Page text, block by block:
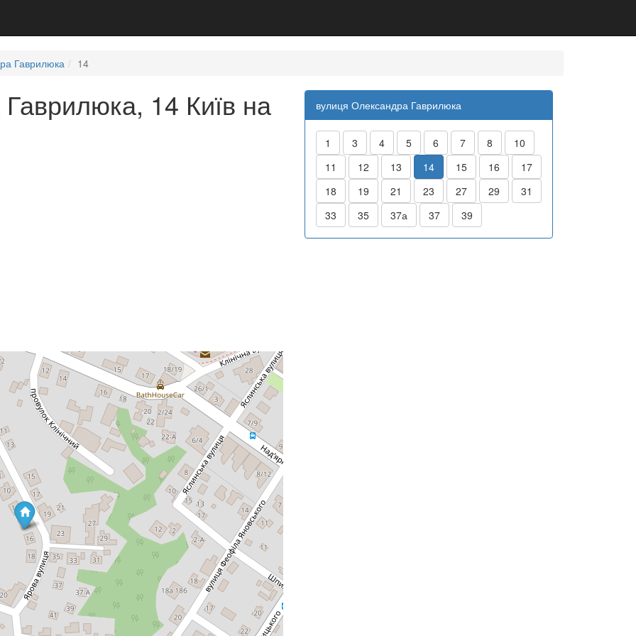
Гаврилюка 14
14 Київ на вулиця Олександра Гаврилюка
1 3 4 5 6 7 8
10
11
12 13 14 15 16
17
18
19 21 23 27 29
31
33
35 37а 37 39